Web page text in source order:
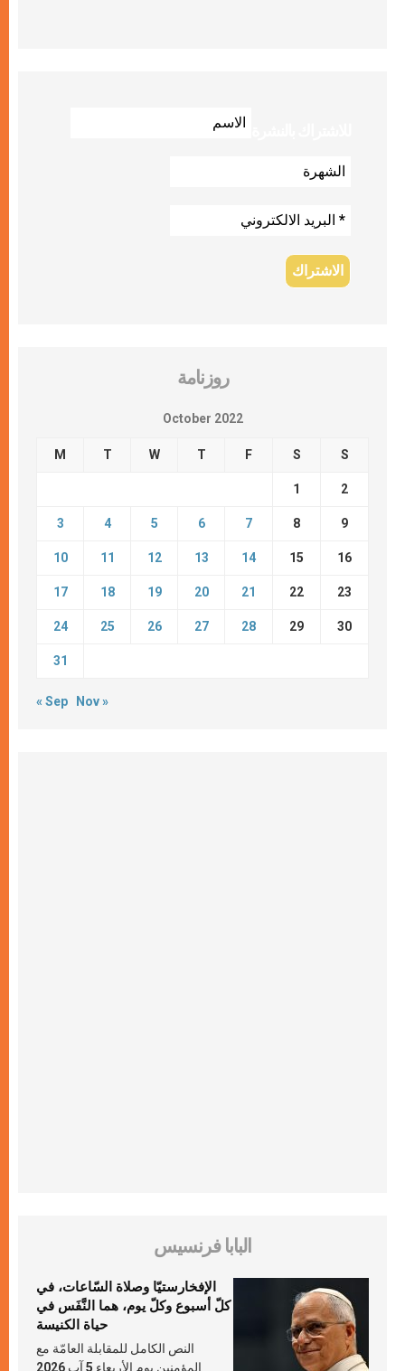
روزنامة
October 2022
M T W T F S S
1 2
3 4 5 6 7 8 9
10 11 12 13 14 15 16
17 18 19 20 21 22 23
24 25 26 27 28 29 30
31
« Sep Nov »
البابا فرنسيس
الإفخارستيّا وصلاة السّاعات، في
كلّ أسبوع وكلّ يوم، هما النَّفَس في
حياة الكنيسة
النص الكامل للمقابلة العامّة مع
المؤمنين يوم الأربعاء 5 آب 2026